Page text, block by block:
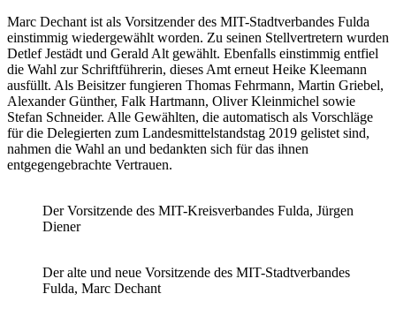
Marc Dechant ist als Vorsitzender des MIT-Stadtverbandes Fulda
einstimmig wiedergewählt worden. Zu seinen Stellvertretern wurden
Detlef Jestädt und Gerald Alt gewählt. Ebenfalls einstimmig entfiel
die Wahl zur Schriftführerin, dieses Amt erneut Heike Kleemann
ausfüllt. Als Beisitzer fungieren Thomas Fehrmann, Martin Griebel,
Alexander Günther, Falk Hartmann, Oliver Kleinmichel sowie
Stefan Schneider. Alle Gewählten, die automatisch als Vorschläge
für die Delegierten zum Landesmittelstandstag 2019 gelistet sind,
nahmen die Wahl an und bedankten sich für das ihnen
entgegengebrachte Vertrauen.
Der Vorsitzende des MIT-Kreisverbandes Fulda, Jürgen
Diener
Der alte und neue Vorsitzende des MIT-Stadtverbandes
Fulda, Marc Dechant